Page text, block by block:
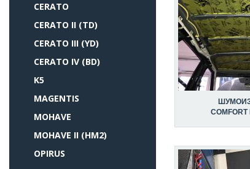
CERATO
CERATO II (TD)
CERATO III (YD)
CERATO IV (BD)
K5
MAGENTIS
MOHAVE
MOHAVE II (HM2)
OPIRUS
COMFORT